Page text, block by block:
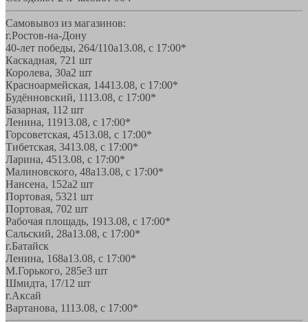
Самовывоз из магазинов:
г.Ростов-на-Дону
40-лет победы, 264/110а13.08, с 17:00*
Каскадная, 721 шт
Королева, 30а2 шт
Красноармейская, 14413.08, с 17:00*
Будённовский, 1113.08, с 17:00*
Базарная, 11 2 шт
Ленина, 11913.08, с 17:00*
Горсоветская, 4513.08, с 17:00*
Тибетская, 3413.08, с 17:00*
Ларина, 4513.08, с 17:00*
Малиновского, 48а13.08, с 17:00*
Нансена, 152а2 шт
Портовая, 5321 шт
Портовая, 702 шт
Рабочая площадь, 1913.08, с 17:00*
Сальский, 28a13.08, с 17:00*
г.Батайск
Ленина, 168а13.08, с 17:00*
М.Горького, 285е3 шт
Шмидта, 17/1 2 шт
г.Аксай
Вартанова, 1113.08, с 17:00*